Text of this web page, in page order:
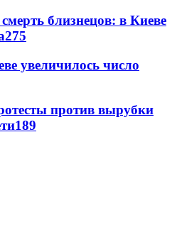
близнецов: в Киеве
275
увеличилось число
против вырубки
189